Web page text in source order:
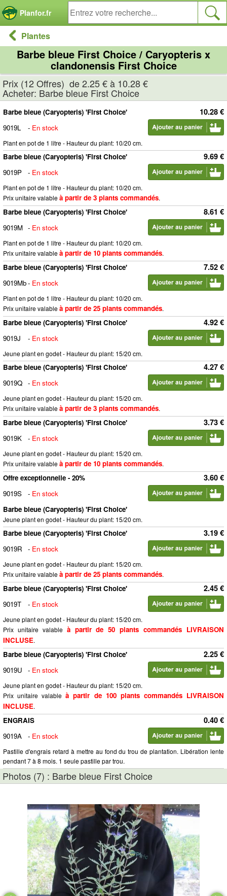
Planfor.fr
Plantes
Barbe bleue First Choice / Caryopteris x
clandonensis First Choice
Prix (12 Offres) de 2.25 € à 10.28 €
Acheter: Barbe bleue First Choice
10.28 €
Barbe bleue (Caryopteris) 'First Choice'
9019L
- En stock
Plant en pot de 1 litre - Hauteur du plant: 10/20 cm.
9.69 €
Barbe bleue (Caryopteris) 'First Choice'
9019P
- En stock
Plant en pot de 1 litre - Hauteur du plant: 10/20 cm.
Prix unitaire valableà partir de 3 plants commandés.
8.61 €
Barbe bleue (Caryopteris) 'First Choice'
9019M - En stock
Plant en pot de 1 litre - Hauteur du plant: 10/20 cm.
Prix unitaire valableà partir de 10 plants commandés.
7.52 €
Barbe bleue (Caryopteris) 'First Choice'
9019Mb- En stock
Plant en pot de 1 litre - Hauteur du plant: 10/20 cm.
Prix unitaire valableà partir de 25 plants commandés.
4.92 €
Barbe bleue (Caryopteris) 'First Choice'
9019J
- En stock
Jeune plant en godet - Hauteur du plant: 15/20 cm.
4.27 €
Barbe bleue (Caryopteris) 'First Choice'
9019Q - En stock
Jeune plant en godet - Hauteur du plant: 15/20 cm.
Prix unitaire valableà partir de 3 plants commandés.
3.73 €
Barbe bleue (Caryopteris) 'First Choice'
9019K
- En stock
Jeune plant en godet - Hauteur du plant: 15/20 cm.
Prix unitaire valableà partir de 10 plants commandés.
3.60 €
Offre exceptionnelle - 20%
9019S
- En stock
Barbe bleue (Caryopteris) 'First Choice'
Jeune plant en godet - Hauteur du plant: 15/20 cm.
3.19 €
Barbe bleue (Caryopteris) 'First Choice'
9019R
- En stock
Jeune plant en godet - Hauteur du plant: 15/20 cm.
Prix unitaire valableà partir de 25 plants commandés.
2.45 €
Barbe bleue (Caryopteris) 'First Choice'
9019T
- En stock
Jeune plant en godet - Hauteur du plant: 15/20 cm.
Prix unitaire valable à partir de 50 plants commandés LIVRAISON
INCLUSE.
2.25 €
Barbe bleue (Caryopteris) 'First Choice'
9019U
- En stock
Jeune plant en godet - Hauteur du plant: 15/20 cm.
Prix unitaire valableà partir de 100 plants commandés LIVRAISON
INCLUSE.
0.40 €
ENGRAIS
9019A
- En stock
Pastille d'engrais retard à mettre au fond du trou de plantation. Libération lente
pendant 7 à 8 mois. 1 seule pastille par trou.
Photos (7) : Barbe bleue First Choice
Panneau de gestion des cookies